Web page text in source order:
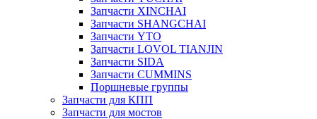
Запчасти XINCHAI
Запчасти SHANGCHAI
Запчасти YTO
Запчасти LOVOL TIANJIN
Запчасти SIDA
Запчасти CUMMINS
Поршневые группы
Запчасти для КПП
Запчасти для мостов